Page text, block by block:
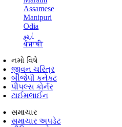
Assamese
Manipuri
Odia
اردو
ਪੰਜਾਬੀ
નમો વિષે
જીવન ચરિત્ર
બીજેપી કનેક્ટ
પીપલ્સ કોર્નર
ટાઈમલાઈન
સમાચાર
સમાચાર અપડેટ